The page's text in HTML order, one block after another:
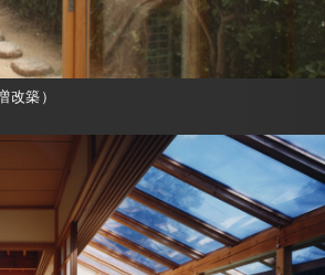
改築）